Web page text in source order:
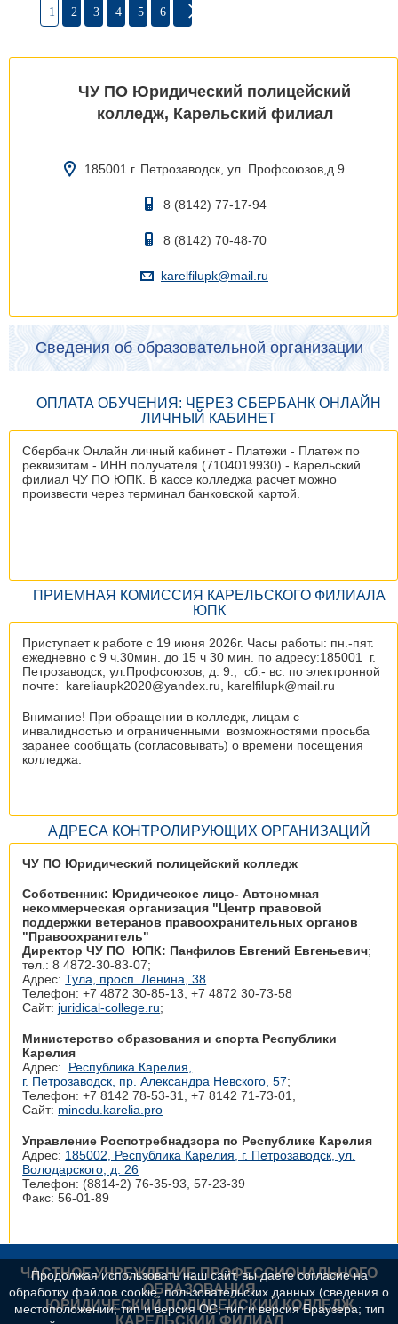
1 2 3 4 5 6
ЧУ ПО Юридический полицейский
колледж, Карельский филиал
185001 г. Петрозаводск, ул. Профсоюзов,д.9
8 (8142) 77-17-94
8 (8142) 70-48-70
karelfilupk@mail.ru
Сведения об образовательной организации
ОПЛАТА ОБУЧЕНИЯ: ЧЕРЕЗ СБЕРБАНК ОНЛАЙН
ЛИЧНЫЙ КАБИНЕТ
Сбербанк Онлайн личный кабинет - Платежи - Платеж по
реквизитам - ИНН получателя (7104019930) - Карельский
филиал ЧУ ПО ЮПК. В кассе колледжа расчет можно
произвести через терминал банковской картой.
ПРИЕМНАЯ КОМИССИЯ КАРЕЛЬСКОГО ФИЛИАЛА
ЮПК
Приступает к работе с 19 июня 2026г. Часы работы: пн.-пят.
ежедневно с 9 ч.30мин. до 15 ч 30 мин. по адресу:185001 г.
Петрозаводск, ул.Профсоюзов, д. 9.; сб.- вс. по электронной
почте: kareliaupk2020@yandex.ru, karelfilupk@mail.ru
Внимание! При обращении в колледж, лицам с
инвалидностью и ограниченными возможностями просьба
заранее сообщать (согласовывать) о времени посещения
колледжа.
АДРЕСА КОНТРОЛИРУЮЩИХ ОРГАНИЗАЦИЙ
ЧУ ПО Юридический полицейский колледж
Собственник: Юридическое лицо- Автономная
некоммерческая организация "Центр правовой
поддержки ветеранов правоохранительных органов
"Правоохранитель"
Директор ЧУ ПО ЮПК: Панфилов Евгений Евгеньевич;
тел.: 8 4872-30-83-07;
Адрес:Тула, просп. Ленина, 38
Телефон: +7 4872 30‑85-13, +7 4872 30‑73-58
Сайт: juridical-college.ru;
Министерство образования и спорта Республики
Карелия
Адрес: Республика Карелия,
г. Петрозаводск, пр. Александра Невского, 57;
Телефон: +7 8142 78‑53-31, +7 8142 71‑73-01,
Сайт: minedu.karelia.pro
Управление Роспотребнадзора по Республике Карелия
Адрес: 185002, Республика Карелия, г. Петрозаводск, ул.
Володарского, д. 26
Телефон: (8814-2) 76-35-93, 57-23-39
Факс: 56-01-89
ЧАСТНОЕ УЧРЕЖДЕНИЕ ПРОФЕССИОНАЛЬНОГО
ОБРАЗОВАНИЯ
ЮРИДИЧЕСКИЙ ПОЛИЦЕЙСКИЙ КОЛЛЕДЖ
Продолжая использовать наш сайт, вы даете согласие на
обработку файлов cookie, пользовательских данных (сведения о
местоположении; тип и версия ОС; тип и версия Браузера; тип